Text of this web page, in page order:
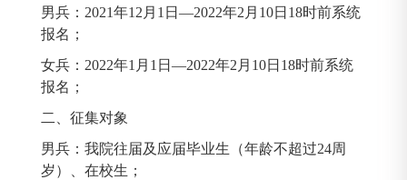
男兵：2021年12月1日—2022年2月10日18时前系统
报名；
女兵：2022年1月1日—2022年2月10日18时前系统
报名；
二、征集对象
男兵：我院往届及应届毕业生（年龄不超过24周
岁）、在校生；